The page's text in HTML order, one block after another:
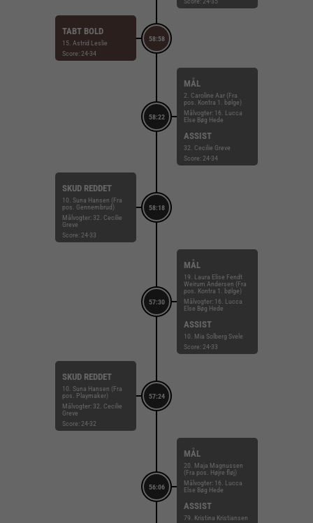
58:58
TABT BOLD
15. Astrid Leslie
Score: 24-34
58:22
MÅL
2. Caroline Aar (Fra
pos. Kontra 1. bølge)
Målvogter: 16. Lucca
Else Bøg Hede
ASSIST
32. Cecilie Greve
Score: 24-34
58:18
SKUD REDDET
10. Suna Hansen (Fra
pos. Gennembrud)
Målvogter: 32. Cecilie
Greve
Score: 24-33
57:30
MÅL
19. Laura Elise Fendt
Weirum Andersen (Fra
pos. Kontra 1. bølge)
Målvogter: 16. Lucca
Else Bøg Hede
ASSIST
10. Mia Solberg Svele
Score: 24-33
57:24
SKUD REDDET
10. Suna Hansen (Fra
pos. Playmaker)
Målvogter: 32. Cecilie
Greve
Score: 24-32
56:06
MÅL
20. Maja Magnussen
(Fra pos. Højre fløj)
Målvogter: 16. Lucca
Else Bøg Hede
ASSIST
79. Kristina Kristiansen